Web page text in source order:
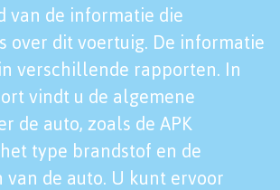
van de informatie die
over dit voertuig. De informatie
verschillende rapporten. In
vindt u de algemene
de auto, zoals de APK
type brandstof en de
van de auto. U kunt ervoor